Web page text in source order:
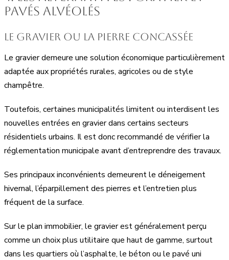
pavés alvéolés
Le gravier ou la pierre concassée
Le gravier demeure une solution économique particulièrement
adaptée aux propriétés rurales, agricoles ou de style
champêtre.
Toutefois, certaines municipalités limitent ou interdisent les
nouvelles entrées en gravier dans certains secteurs
résidentiels urbains. Il est donc recommandé de vérifier la
réglementation municipale avant d’entreprendre des travaux.
Ses principaux inconvénients demeurent le déneigement
hivernal, l’éparpillement des pierres et l’entretien plus
fréquent de la surface.
Sur le plan immobilier, le gravier est généralement perçu
comme un choix plus utilitaire que haut de gamme, surtout
dans les quartiers où l’asphalte, le béton ou le pavé uni